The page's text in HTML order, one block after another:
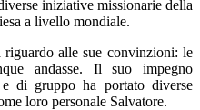
iniziative missionarie della
a livello mondiale.
riguardo alle sue convinzioni: le
andasse. Il suo impegno
e di gruppo ha portato diverse
loro personale Salvatore.